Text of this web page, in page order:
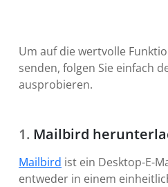
Um auf die wertvolle
senden, folgen Sie einfach
ausprobieren.
Mailbird
Mailbird ist ein Desktop-E-
entweder in einem